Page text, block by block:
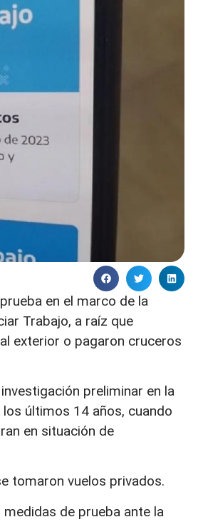
en el marco de la
Trabajo, a raíz que
exterior o pagaron cruceros
preliminar en la
últimos 14 años, cuando
en situación de
tomaron vuelos privados.
de prueba ante la